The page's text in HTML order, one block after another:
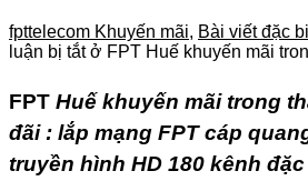
fpttelecom Khuyến mãi, Bài viết đặc
luận bị tắtở FPT Huế khuyến mãi
FPT Huế khuyến mãi trong
đãi : lắp mạng FPT cáp
truyền hình HD 180 kênh